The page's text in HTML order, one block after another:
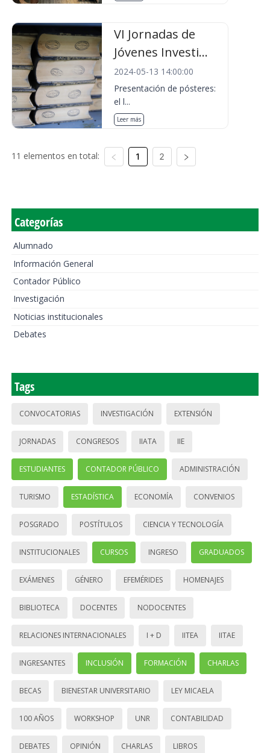
VI Jornadas de
Jóvenes Investi...
2024-05-13 14:00:00
Presentación de pósteres:
el l...
Leer más
11 elementos en total: 1 2
Categorías
Alumnado
Información General
Contador Público
Investigación
Noticias institucionales
Debates
Tags
CONVOCATORIAS INVESTIGACIÓN EXTENSIÓN
JORNADAS CONGRESOS IIATA IIE
ESTUDIANTES CONTADOR PÚBLICO ADMINISTRACIÓN
TURISMO ESTADÍSTICA ECONOMÍA CONVENIOS
POSGRADO POSTÍTULOS CIENCIA Y TECNOLOGÍA
INSTITUCIONALES CURSOS INGRESO GRADUADOS
EXÁMENES GÉNERO EFEMÉRIDES HOMENAJES
BIBLIOTECA DOCENTES NODOCENTES
RELACIONES INTERNACIONALES I + D IITEA IITAE
INGRESANTES INCLUSIÓN FORMACIÓN CHARLAS
BECAS BIENESTAR UNIVERSITARIO LEY MICAELA
100 AÑOS WORKSHOP UNR CONTABILIDAD
DEBATES OPINIÓN CHARLAS LIBROS